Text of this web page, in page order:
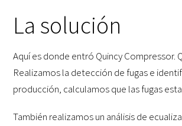
La solución
Aquí es donde entró Quincy
Realizamos la detección de fugas e
producción, calculamos que las fugas
También realizamos un análisis de